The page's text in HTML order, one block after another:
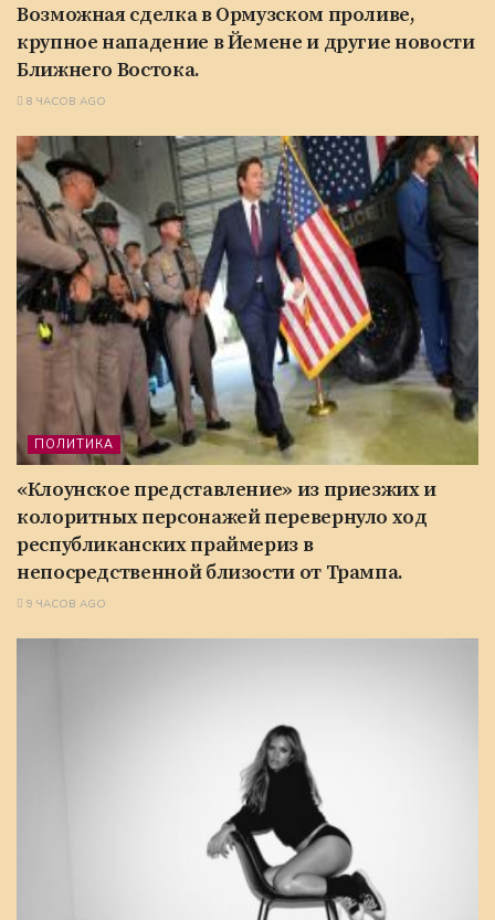
Возможная сделка в Ормузском проливе,
крупное нападение в Йемене и другие новости
Ближнего Востока.
8 ЧАСОВ AGO
ПОЛИТИКА
«Клоунское представление» из приезжих и
колоритных персонажей перевернуло ход
республиканских праймериз в
непосредственной близости от Трампа.
9 ЧАСОВ AGO